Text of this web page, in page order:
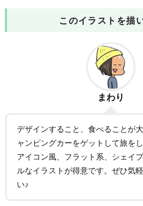
このイラストを描
まわり
デザインすること、食べることが
ャンピングカーをゲットして旅をし
アイコン風、フラット系、シェイ
ルなイラストが得意です。ぜひ気
い♪